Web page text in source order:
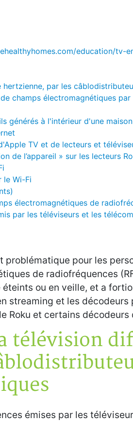
education/tv-
par les
champs électromagnétiques par
générés à l'intérieur d'une
TV et de lecteurs et
de l’appareil » sur les lecteurs
le Wi-Fi
électromagnétiques de
par les téléviseurs et les
problématique pour les
de radiofréquences
ou en veille, et a
streaming et les
Roku et certains
télévision
émises par les